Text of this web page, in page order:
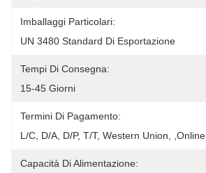
Imballaggi Particolari:
UN 3480 Standard Di Esportazione
Tempi Di Consegna:
15-45 Giorni
Termini Di Pagamento:
L/C, D/A, D/P, T/T, Western Union, ,Online
Capacità Di Alimentazione: